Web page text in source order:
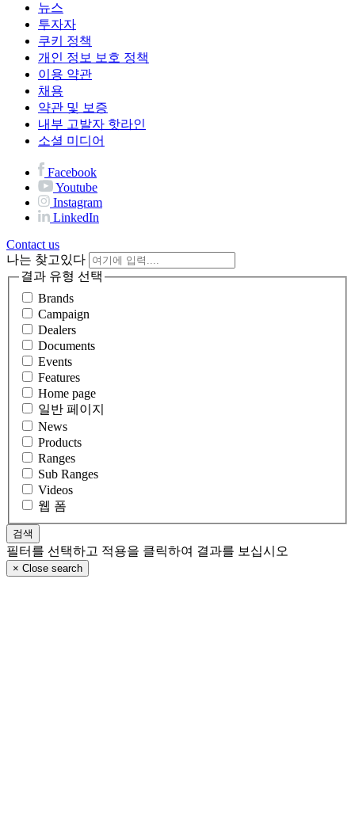
뉴스
투자자
쿠키 정책
개인 정보 보호 정책
이용 약관
채용
약관 및 보증
내부 고발자 핫라인
소셜 미디어
Facebook
Youtube
Instagram
LinkedIn
Contact us
나는 찾고있다
결과 유형 선택
Brands
Campaign
Dealers
Documents
Events
Features
Home page
일반 페이지
News
Products
Ranges
Sub Ranges
Videos
웹 폼
필터를 선택하고 적용을 클릭하여 결과를 보십시오
× Close search